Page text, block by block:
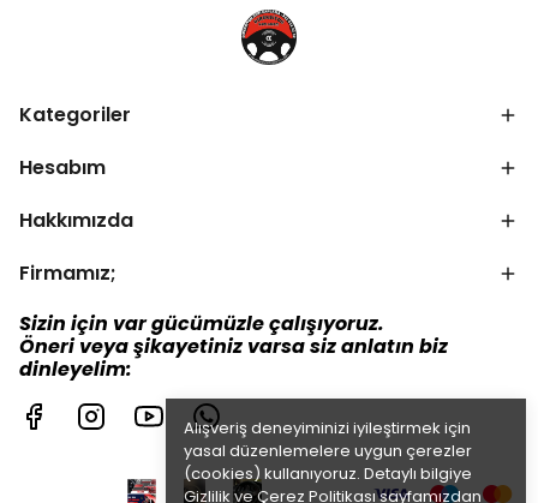
Alışveriş deneyiminizi iyileştirmek için
yasal düzenlemelere uygun çerezler
(cookies) kullanıyoruz. Detaylı bilgiye
Gizlilik ve Çerez Politikasısayfamızdan
Kategoriler
Hesabım
Hakkımızda
Firmamız;
Sizin için var gücümüzle çalışıyoruz.
Öneri veya şikayetiniz varsa siz anlatın biz
dinleyelim: